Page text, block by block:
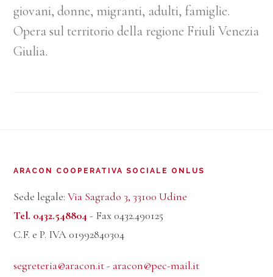
giovani, donne, migranti, adulti, famiglie.
Opera sul territorio della regione Friuli Venezia
Giulia.
ARACON COOPERATIVA SOCIALE ONLUS
Sede legale:Via Sagrado 3, 33100 Udine
Tel. 0432.548804- Fax 0432.490125
C.F. e P. IVA 01992840304
segreteria@aracon.it- aracon@pec-mail.it